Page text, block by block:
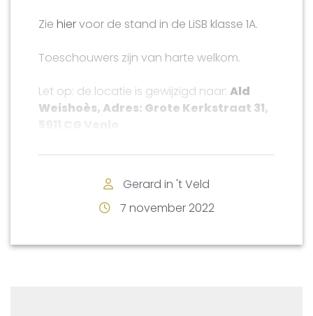
Jacques en Ellen Scheuten
Foundation
Roel Versleijen, directeur-bestuurder van
vorst van ; Venloosch Vastelaoves
Venloos tot de Venlose sponsoren.
Zie hiervoor de stand in de LiSB klasse 1A.
Toeschouwers zijn van harte welkom.
Let op: de locatie is gewijzigd naar: Ald
Weishoès,Adres: Grote Kerkstraat 31,
Gerard in 't Veld
7 november 2022